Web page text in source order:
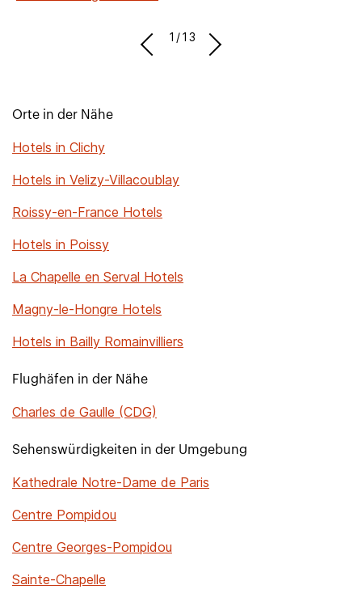
1/13
Orte in der Nähe
Hotels in Clichy
Hotels in Velizy-Villacoublay
Roissy-en-France Hotels
Hotels in Poissy
La Chapelle en Serval Hotels
Magny-le-Hongre Hotels
Hotels in Bailly Romainvilliers
Flughäfen in der Nähe
Charles de Gaulle (CDG)
Sehenswürdigkeiten in der Umgebung
Kathedrale Notre-Dame de Paris
Centre Pompidou
Centre Georges-Pompidou
Sainte-Chapelle